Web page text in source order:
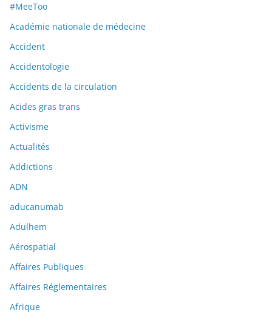
#MeeToo
Académie nationale de médecine
Accident
Accidentologie
Accidents de la circulation
Acides gras trans
Activisme
Actualités
Addictions
ADN
aducanumab
Adulhem
Aérospatial
Affaires Publiques
Affaires Réglementaires
Afrique